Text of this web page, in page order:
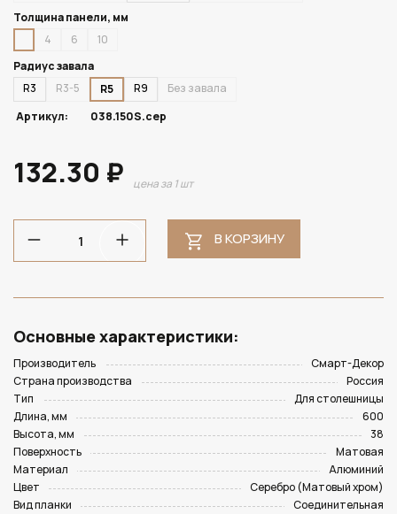
Толщина панели, мм
4
6
10
Радиус завала
R3
R3-5 R5 R9
Без завала
Артикул:
038.150S.сер
132.30 ₽ цена за 1 шт
В КОРЗИНУ
Основные характеристики:
Производитель
Смарт-Декор
Страна производства
Россия
Тип
Для столешницы
Длина, мм
600
Высота, мм
38
Поверхность
Матовая
Материал
Алюминий
Цвет
Серебро (Матовый хром)
Вид планки
Соединительная